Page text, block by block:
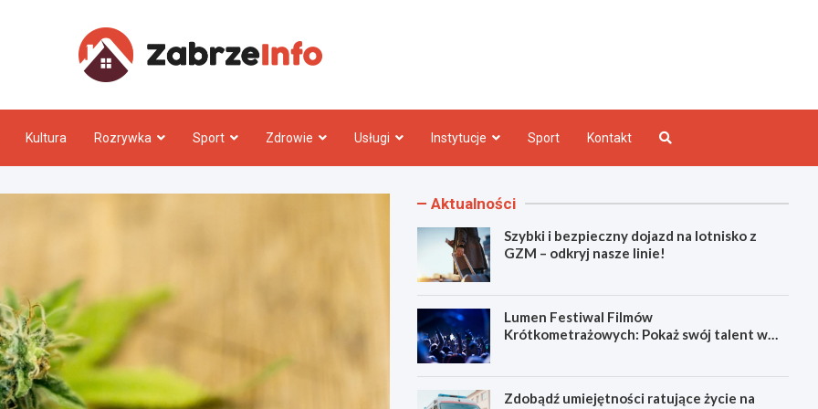
Kultura Rozrywka Sport Zdrowie Usługi Instytucje Sport Kontakt
Aktualności
Szybki i bezpieczny dojazd na lotnisko z
GZM – odkryj nasze linie!
Lumen Festiwal Filmów
Krótkometrażowych: Pokaż swój talent w
Zdobądź umiejętności ratujące życie na